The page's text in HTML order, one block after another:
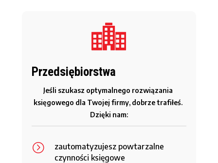
Przedsiębiorstwa
Jeśli szukasz optymalnego rozwiązania
księgowego dla Twojej firmy, dobrze trafiłeś.
Dzięki nam:
=
zautomatyzujesz powtarzalne
czynności księgowe